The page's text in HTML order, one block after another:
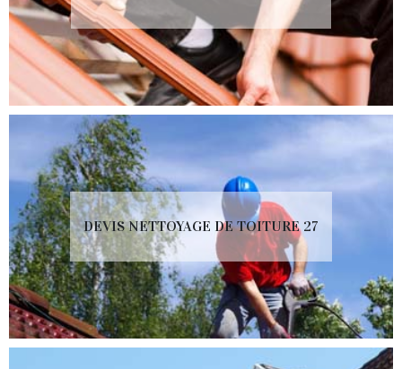
DEVIS NETTOYAGE DE TOITURE 27